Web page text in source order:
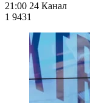
21:00 24 Канал
1 9431